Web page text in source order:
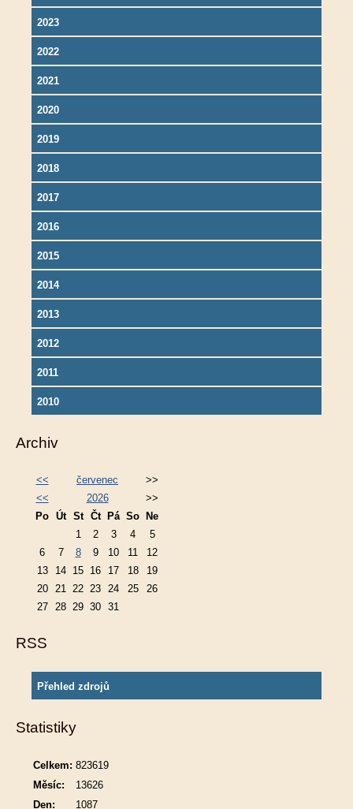
2023
2022
2021
2020
2019
2018
2017
2016
2015
2014
2013
2012
2011
2010
Archiv
<< červenec
>>
<<
2026
>>
Po Út St Čt Pá So
Ne
1
2 3 4
5
6
7 8 9 10 11
12
13
14 15 16 17 18
19
20
21 22 23 24 25
26
27
28 29 30 31
RSS
Přehled zdrojů
Statistiky
Celkem: 823619
Měsíc:
13626
Den:
1087